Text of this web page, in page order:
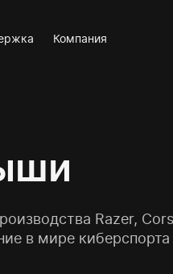
Компания
Razer,
в мире киберспорта